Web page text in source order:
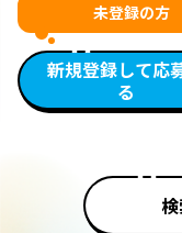
未登録の方
新規登録して応
る